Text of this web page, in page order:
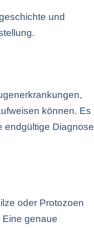
und
können. Es
endgültige Diagnose
oder Protozoen
genaue